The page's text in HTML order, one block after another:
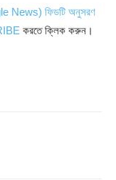
News) ফিডটি অনুসরণ
করতে ক্লিক করুন।